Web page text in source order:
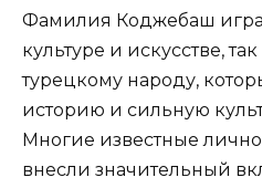
Фамилия Коджебаш
культуре и искусстве,
турецкому народу,
историю и сильную
Многие известные
внесли значительный